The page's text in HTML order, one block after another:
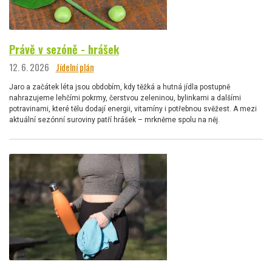
Právě v sezóně - hrášek
12. 6. 2026 Jídelní plán
Jaro a začátek léta jsou obdobím, kdy těžká a hutná jídla postupně
nahrazujeme lehčími pokrmy, čerstvou zeleninou, bylinkami a dalšími
potravinami, které tělu dodají energii, vitamíny i potřebnou svěžest. A mezi
aktuální sezónní suroviny patří hrášek – mrkněme spolu na něj.